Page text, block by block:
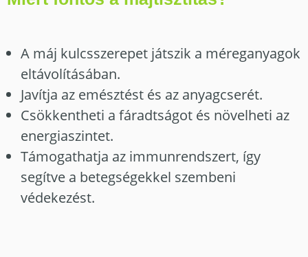
A máj kulcsszerepet játszik a méreganyagok
eltávolításában.
Javítja az emésztést és az anyagcserét.
Csökkentheti a fáradtságot és növelheti az
energiaszintet.
Támogathatja az immunrendszert, így
segítve a betegségekkel szembeni
védekezést.